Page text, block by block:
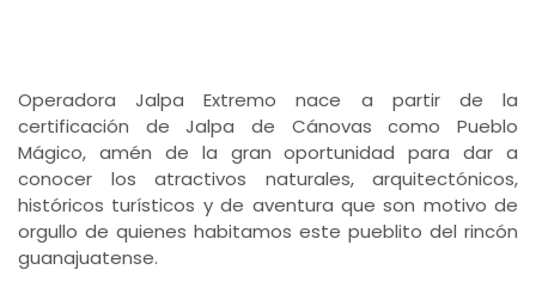
Operadora Jalpa Extremo nace a partir de la
certificación de Jalpa de Cánovas como Pueblo
Mágico, amén de la gran oportunidad para dar a
conocer los atractivos naturales, arquitectónicos,
históricos turísticos y de aventura que son motivo de
orgullo de quienes habitamos este pueblito del rincón
guanajuatense.